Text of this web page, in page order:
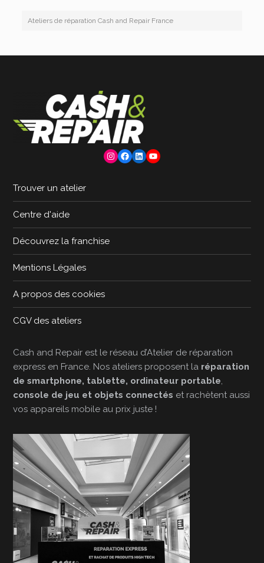
Ateliers de réparation Cash and Repair France
Instagram
Facebook
LinkedInYouTube
Trouver un atelier
Centre d'aide
Découvrez la franchise
Mentions Légales
A propos des cookies
CGV des ateliers
Cash and Repair est le réseau d’Atelier de réparation
express en France. Nos ateliers proposent la réparation
de smartphone, tablette, ordinateur portable
console de jeu et objets connectés et rachètent aussi
vos appareils mobile au prix juste !